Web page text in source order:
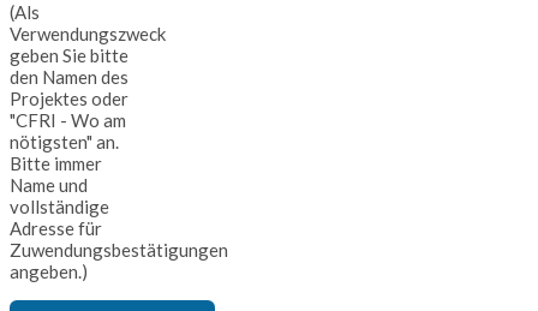
(Als
Verwendungszweck
geben Sie bitte
den Namen des
Projektes oder
"CFRI - Wo am
nötigsten" an.
Bitte immer
Name und
vollständige
Adresse für
Zuwendungsbestätigungen
angeben.)